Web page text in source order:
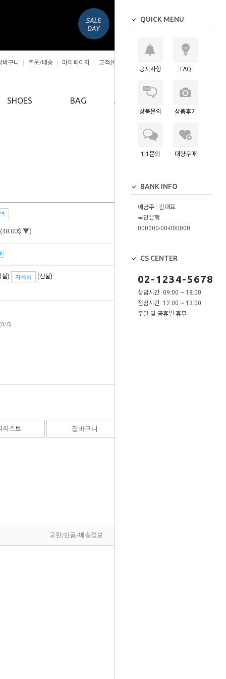
바구니 주문/배송 마이페이지 고객센터
SHOES BAG ACCESSORY
QUICK MENU
공지사항 FAQ
상품문의 상품후기
1:1문의 대량구매
BANK INFO
예금주 : 김대표
국민은행
000000-00-000000
CS CENTER
02-1234-5678
상담시간 09:00 ~ 18:00
점심시간 12:00 ~ 13:00
주말 및 공휴일 휴무
(48.00$ ▼)
불) 자세히
(선불)
(0/5)
리스트 장바구니
교환/반품/배송정보